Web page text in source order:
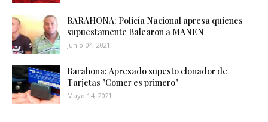
BARAHONA: Policía Nacional apresa quienes
supuestamente Balearon a MANEN
Junio 04, 2021
Barahona: Apresado supesto clonador de
Tarjetas "Comer es primero"
Mayo 14, 2021